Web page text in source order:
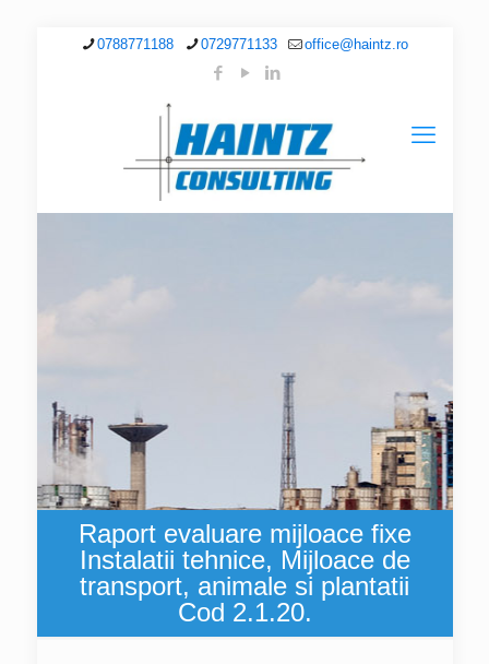
0788771188 0729771133 office@haintz.ro
Raport evaluare mijloace fixe
Instalatii tehnice, Mijloace de
transport, animale si plantatii
Cod 2.1.20.